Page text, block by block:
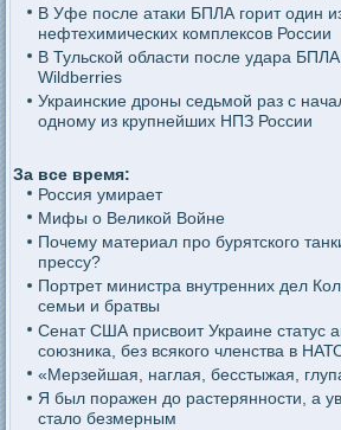
В Уфе после атаки БПЛА горит один
нефтехимических комплексов России
В Тульской области после удара БПЛА
Wildberries
Украинские дроны седьмой раз с
одному из крупнейших НПЗ России
За все время:
Россия умирает
Мифы о Великой Войне
Почему материал про бурятского
прессу?
Портрет министра внутренних дел
семьи и братвы
Сенат США присвоит Украине статус
союзника, без всякого членства в
«Мерзейшая, наглая, бесстыжая,
Я был поражен до растерянности, а
стало безмерным